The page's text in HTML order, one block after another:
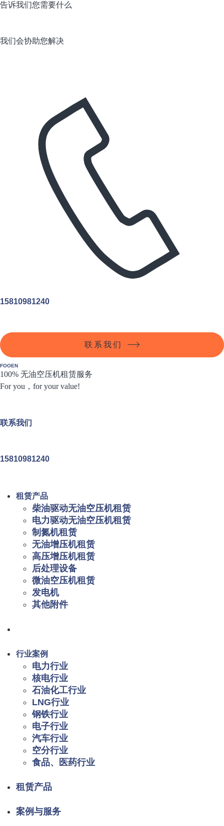
告诉我们您需要什么
我们会协助您解决
15810981240
联系我们
FOOEN
100% 无油空压机租赁服务
For you，for your value!
联系我们
15810981240
租赁产品
柴油驱动无油空压机租赁
电力驱动无油空压机租赁
制氮机租赁
无油增压机租赁
高压增压机租赁
后处理设备
微油空压机租赁
发电机
其他附件
行业案例
电力行业
核电行业
石油化工行业
LNG行业
钢铁行业
电子行业
汽车行业
空分行业
食品、医药行业
租赁产品
案例与服务